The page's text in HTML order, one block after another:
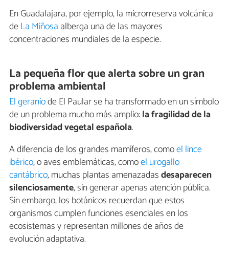
En Guadalajara, por ejemplo, la microrreserva volcánica
deLa Miñosa alberga una de las mayores
concentraciones mundiales de la especie.
La pequeña flor que alerta sobre un gran
problema ambiental
El geraniode El Paular se ha transformado en un símbolo
de un problema mucho más amplio:la fragilidad de la
biodiversidad vegetal española.
A diferencia de los grandes mamíferos, comoel lince
ibérico, o aves emblemáticas, comoel urogallo
cantábrico, muchas plantas amenazadasdesaparecen
silenciosamente, sin generar apenas atención pública.
Sin embargo, los botánicos recuerdan que estos
organismos cumplen funciones esenciales en los
ecosistemas y representan millones de años de
evolución adaptativa.